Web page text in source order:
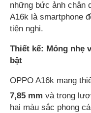
những bức ảnh chân
A16k là smartphone
tiện nghi.
Thiết kế: Mỏng nhẹ
bật
OPPO A16k mang
7,85 mm và trọng
hai màu sắc phong